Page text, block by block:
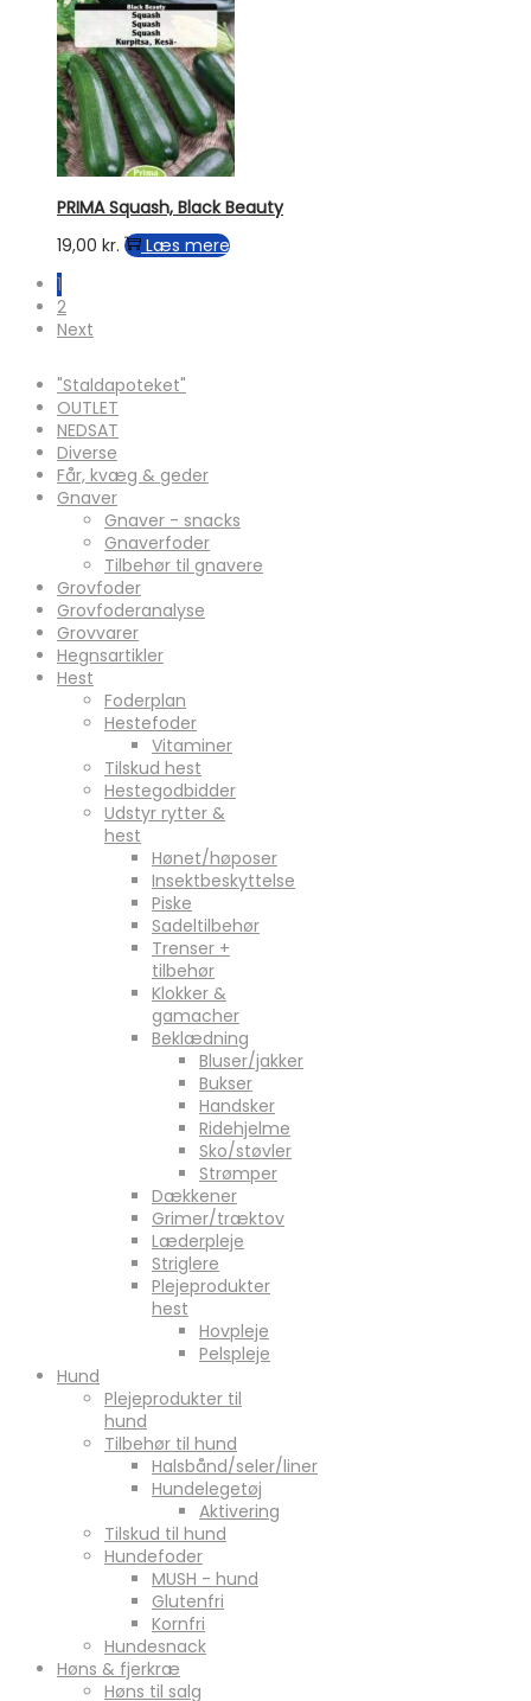
PRIMA Squash, Black Beauty
19,00 kr.
Læs mere
1
2
Next
"Staldapoteket"
OUTLET
NEDSAT
Diverse
Får, kvæg & geder
Gnaver
Gnaver - snacks
Gnaverfoder
Tilbehør til gnavere
Grovfoder
Grovfoderanalyse
Grovvarer
Hegnsartikler
Hest
Foderplan
Hestefoder
Vitaminer
Tilskud hest
Hestegodbidder
Udstyr rytter &
hest
Hønet/høposer
Insektbeskyttelse
Piske
Sadeltilbehør
Trenser +
tilbehør
Klokker &
gamacher
Beklædning
Bluser/jakker
Bukser
Handsker
Ridehjelme
Sko/støvler
Strømper
Dækkener
Grimer/træktov
Læderpleje
Striglere
Plejeprodukter
hest
Hovpleje
Pelspleje
Hund
Plejeprodukter til
hund
Tilbehør til hund
Halsbånd/seler/liner
Hundelegetøj
Aktivering
Tilskud til hund
Hundefoder
MUSH - hund
Glutenfri
Kornfri
Hundesnack
Høns & fjerkræ
Høns til salg